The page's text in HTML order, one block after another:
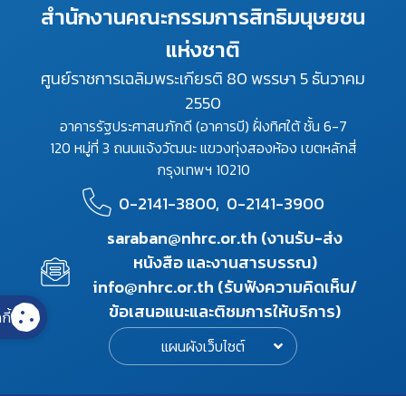
สำนักงานคณะกรรมการสิทธิมนุษยชน
แห่งชาติ
ศูนย์ราชการเฉลิมพระเกียรติ 80 พรรษา 5 ธันวาคม
2550
อาคารรัฐประศาสนภักดี (อาคารบี) ฝั่งทิศใต้ ชั้น 6-7
120 หมู่ที่ 3 ถนนแจ้งวัฒนะ แขวงทุ่งสองห้อง เขตหลักสี่
กรุงเทพฯ 10210
0-2141-3800, 0-2141-3900
saraban@nhrc.or.th (งานรับ-ส่ง
หนังสือ และงานสารบรรณ)
info@nhrc.or.th (รับฟังความคิดเห็น/
ข้อเสนอแนะและติชมการให้บริการ)
แผนผังเว็บไซต์